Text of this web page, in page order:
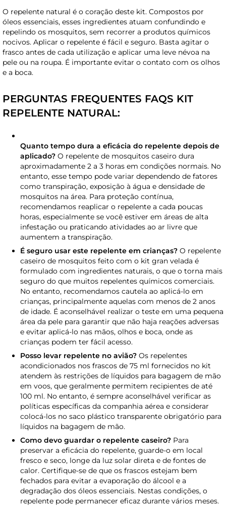
O repelente natural é o coração deste kit. Compostos por
óleos essenciais, esses ingredientes atuam confundindo e
repelindo os mosquitos, sem recorrer a produtos químicos
nocivos. Aplicar o repelente é fácil e seguro. Basta agitar o
frasco antes de cada utilização e aplicar uma leve névoa na
pele ou na roupa. É importante evitar o contato com os olhos
e a boca.
PERGUNTAS FREQUENTES FAQS KIT
REPELENTE NATURAL:
Quanto tempo dura a eficácia do repelente depois de
aplicado? O repelente de mosquitos caseiro dura
aproximadamente 2 a 3 horas em condições normais. No
entanto, esse tempo pode variar dependendo de fatores
como transpiração, exposição à água e densidade de
mosquitos na área. Para proteção contínua,
recomendamos reaplicar o repelente a cada poucas
horas, especialmente se você estiver em áreas de alta
infestação ou praticando atividades ao ar livre que
aumentem a transpiração.
É seguro usar este repelente em crianças? O repelente
caseiro de mosquitos feito com o kit gran velada é
formulado com ingredientes naturais, o que o torna mais
seguro do que muitos repelentes químicos comerciais.
No entanto, recomendamos cautela ao aplicá-lo em
crianças, principalmente aquelas com menos de 2 anos
de idade. É aconselhável realizar o teste em uma pequena
área da pele para garantir que não haja reações adversas
e evitar aplicá-lo nas mãos, olhos e boca, onde as
crianças podem ter fácil acesso.
Posso levar repelente no avião? Os repelentes
acondicionados nos frascos de 75 ml fornecidos no kit
atendem às restrições de líquidos para bagagem de mão
em voos, que geralmente permitem recipientes de até
100 ml. No entanto, é sempre aconselhável verificar as
políticas específicas da companhia aérea e considerar
colocá-los no saco plástico transparente obrigatório para
líquidos na bagagem de mão.
Como devo guardar o repelente caseiro? Para
preservar a eficácia do repelente, guarde-o em local
fresco e seco, longe da luz solar direta e de fontes de
calor. Certifique-se de que os frascos estejam bem
fechados para evitar a evaporação do álcool e a
degradação dos óleos essenciais. Nestas condições, o
repelente pode permanecer eficaz durante vários meses.